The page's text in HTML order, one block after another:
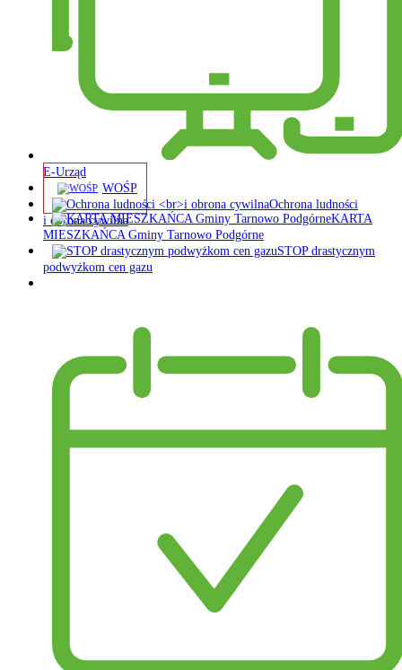
E-Urząd
WOŚP
Ochrona ludności
i obrona cywilna
KARTA
MIESZKAŃCA Gminy Tarnowo Podgórne
STOP drastycznym
podwyżkom cen gazu